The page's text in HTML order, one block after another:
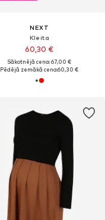
NEXT
Kleita
60,30 €
Sākotnējā cena: 67,00 €
Pēdējā zemākā cena:60,30 €